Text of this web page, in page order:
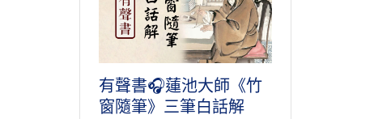
有聲書🎧蓮池大師《竹
窗隨筆》三筆白話解